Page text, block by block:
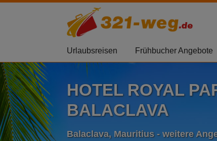
Urlaubsreisen Frühbucher Angebote
HOTEL ROYAL
BALACLAVA
Balaclava, Mauritius - weitere